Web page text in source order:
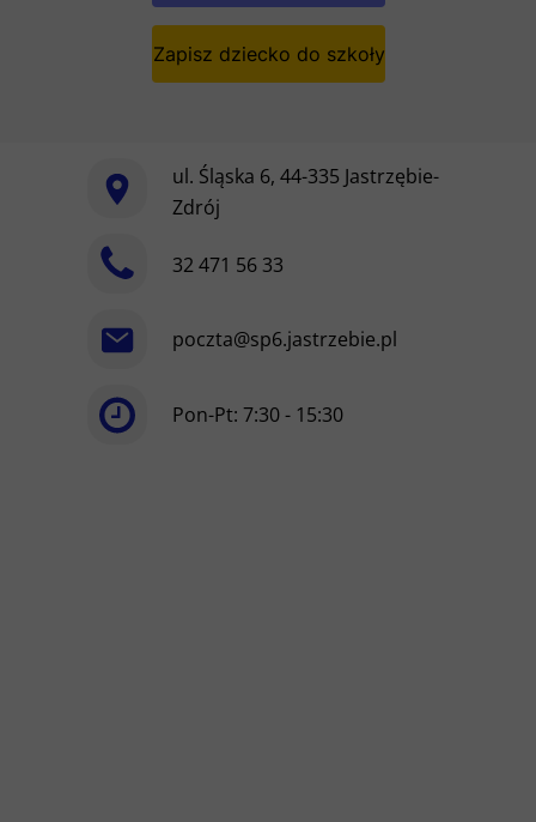
Pon-Pt: 7:30 - 15:30
poczta@sp6.jastrzebie.pl
32 471 56 33
ul. Śląska 6, 44-335 Jastrzębie-
Zdrój
Zapisz dziecko do szkoły